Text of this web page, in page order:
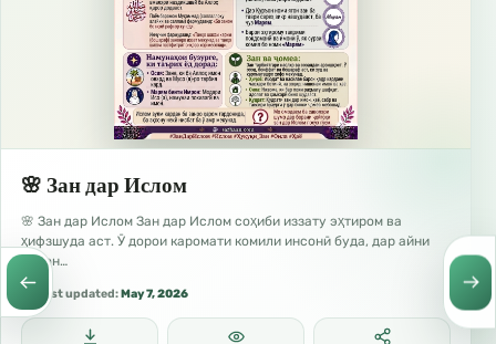
🌸 Зан дар Ислом
🌸 Зан дар Ислом Зан дар Ислом соҳиби иззату эҳтиром ва
ҳифзшуда аст. Ӯ дорои каромати комили инсонӣ буда, дар айни
замон…
Last updated:May 7, 2026